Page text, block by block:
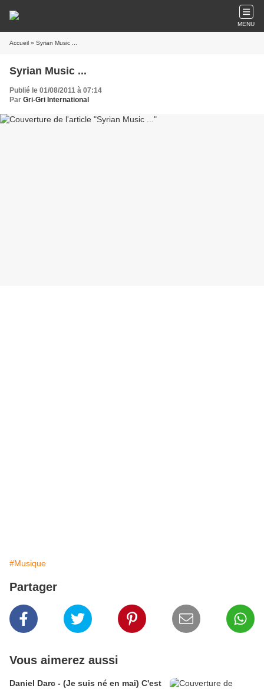
MENU
Accueil » Syrian Music ...
Syrian Music ...
Publié le 01/08/2011 à 07:14
Par Gri-Gri International
#Musique
Partager
Vous aimerez aussi
Daniel Darc - (Je suis né en mai) C'est